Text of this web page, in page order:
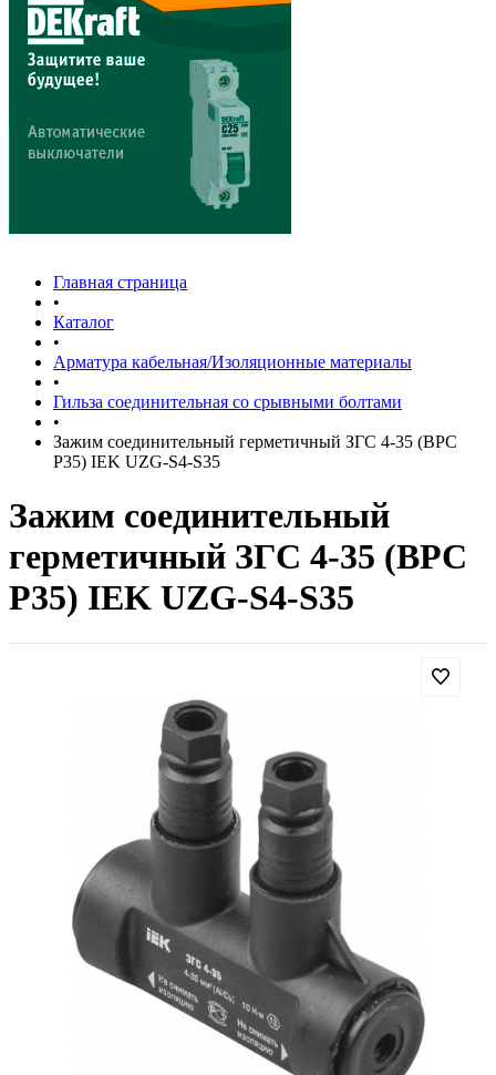
Главная страница
•
Каталог
•
Арматура кабельная/Изоляционные материалы
•
Гильза соединительная со срывными болтами
•
Зажим соединительный герметичный ЗГС 4-35 (BPC
P35) IEK UZG-S4-S35
Зажим соединительный
герметичный ЗГС 4-35 (BPC
P35) IEK UZG-S4-S35